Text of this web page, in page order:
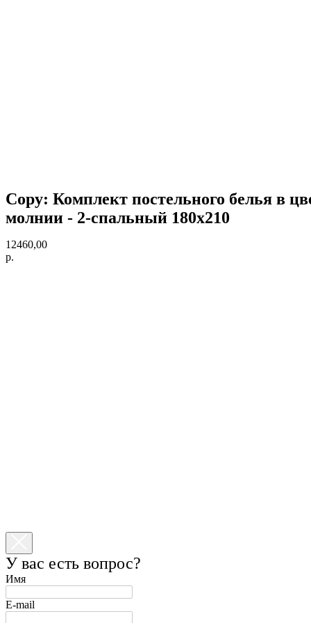
Copy: Комплект постельного белья в
молнии - 2-спальный 180х210
12460,00
р.
У вас есть вопрос?
Имя
E-mail